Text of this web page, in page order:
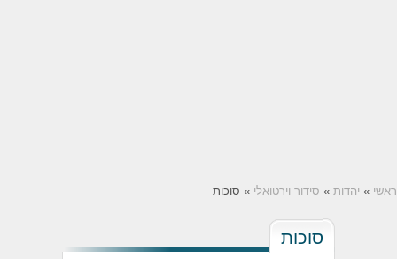
ראשי » יהדות » סידור וירטואלי » סוכות
סוכות